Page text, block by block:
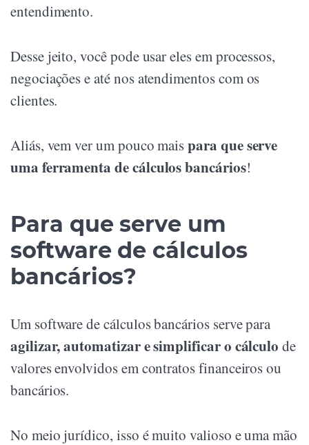
entendimento.
Desse jeito, você pode usar eles em processos,
negociações e até nos atendimentos com os
clientes.
Aliás, vem ver um pouco maispara que serve
uma ferramenta de cálculos bancários!
Para que serve um
software de cálculos
bancários?
Um software de cálculos bancários serve para
agilizar, automatizar e simplificar o cálculo de
valores envolvidos em contratos financeiros ou
bancários.
No meio jurídico, isso é muito valioso e uma mão